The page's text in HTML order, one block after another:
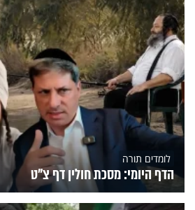
לומדים תורה
הדף היומי: מסכת חולין דף צ"ט